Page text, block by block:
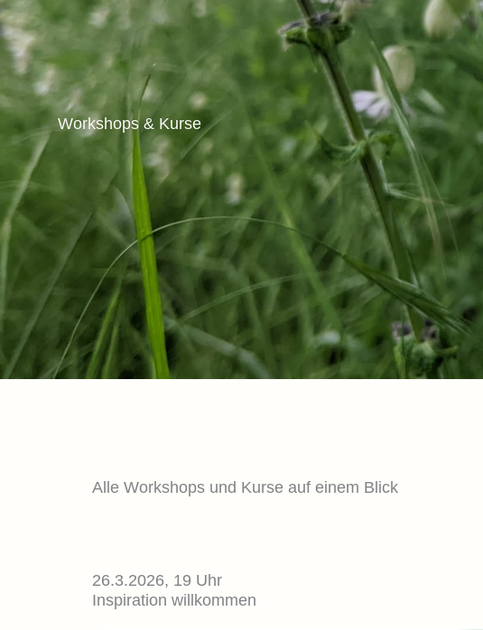
Workshops & Kurse
Alle Workshops und Kurse auf einem Blick
26.3.2026, 19 Uhr
Inspiration willkommen